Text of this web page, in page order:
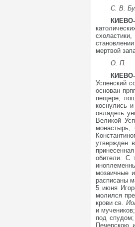
С. В.
мертвой
О. П.
Успенский
основан
пещере,
коснулись
овладеть
Великой
монастырь,
утвержден
обители. С
мозаичные
расписаны
5 июня
молился
крови св.
и
под
Печерскою